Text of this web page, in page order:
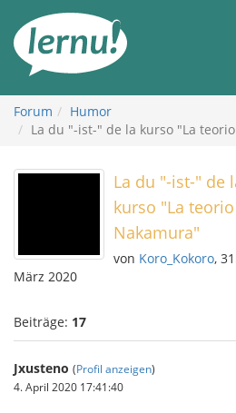
Inhalt
Forum
Humor
La du "-ist-" de la kurso "La
La du "-ist-" de
kurso "La teorio
Nakamura"
von Koro_Kokoro,
März 2020
Beiträge: 17
Jxusteno (Profil anzeigen)
4. April 2020 17:41:40